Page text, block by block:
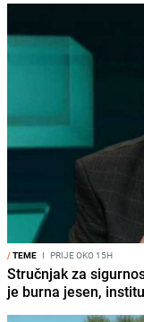
/TEME I PRIJE OKO 15H
Stručnjak za
je burna jesen,